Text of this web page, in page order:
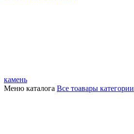
камень
Меню каталога Все тоавары категории